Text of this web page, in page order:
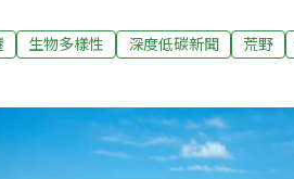
多樣性。20%地球表面已劣化 僅有
One Earth》期刊。來自6個國家的
的地球表面已經劣化，只有6%的
巴西和澳洲擁有全球最大面積的原野
的地表在2000年時還是原野地，13年
生物多樣性 深度低碳新聞 荒野